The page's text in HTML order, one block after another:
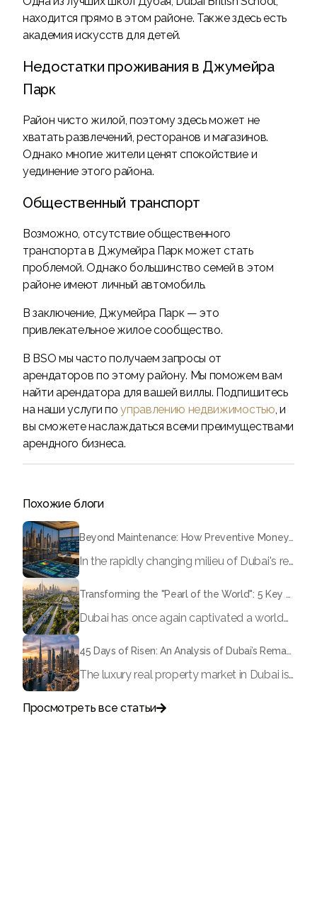
находится прямо в этом районе. Также здесь есть
академия искусств для детей.
Недостатки проживания в Джумейра
Парк
Район чисто жилой, поэтому здесь может не
хватать развлечений, ресторанов и магазинов.
Однако многие жители ценят спокойствие и
уединение этого района.
Общественный транспорт
Возможно, отсутствие общественного
транспорта в Джумейра Парк может стать
проблемой. Однако большинство семей в этом
районе имеют личный автомобиль.
В заключение, Джумейра Парк — это
привлекательное жилое сообщество.
В BSO мы часто получаем запросы от
арендаторов по этому району. Мы поможем вам
найти арендатора для вашей виллы. Подпишитесь
на наши услуги поуправлению недвижимостью, и
вы сможете наслаждаться всеми преимуществами
арендного бизнеса.
Похожие блоги
In the rapidly changing milieu of Dubai's real estate sector, the year 2026 has triggered a substantial change in baggage handling practices. We have progressed beyond time when asset handling is simply a matter of "repairing leaks" or "accumulating bills". Currently, prudent businesses, builders and residents expect a more enhanced priority: preventive money governance.
Dubai has once again captivated a worldwide target audience with several groundbreaking mega-works that redefine the boundaries of engineering, sustainability and urban living. As we progress to May 2026, these ventures are evolving from bold ideas into concrete realities, cementing Dubai’s role as a worldwide leader in innovation and smart metropolitan development. From the depths of the ocean to the heights of the skyline, here's a complete examination of 5 massive projects that could currently make the emirate work again.
45 Days of Risen: An Analysis of Dubai’s Remarkable Growth in Ultra-Luxury Real Estate
The luxury real property market in Dubai is experiencing a remarkable upward push, strengthening its position as the leading worldwide hub for high-internet value investors. By the end of April 2026, the market has proven formidable resilience and growth, fueled by a blend of world-class infrastructure, strategic financial policies and a remarkable way of life worldwide Presented below is a complete analysis of the contemporary state of the ultra-luxury sector in Dubai, and the number one factors contributing to this historic momentum.
Просмотреть все статьи